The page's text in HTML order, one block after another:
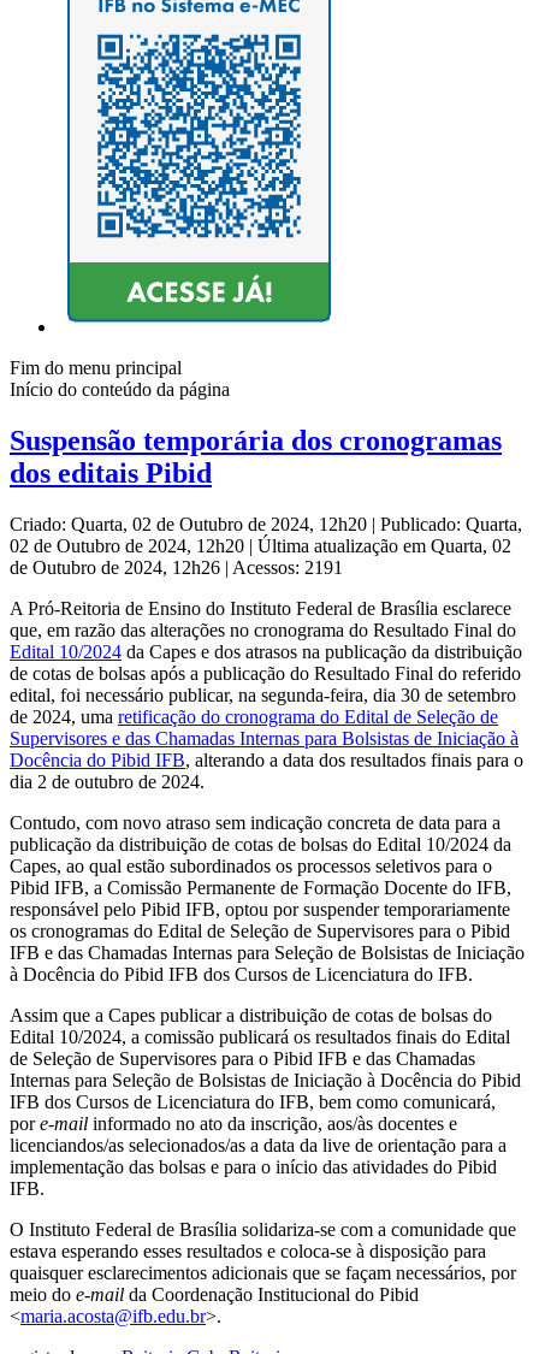
Fim do menu principal
Início do conteúdo da página
Suspensão temporária dos cronogramas
dos editais Pibid
Criado: Quarta, 02 de Outubro de 2024, 12h20 | Publicado: Quarta,
02 de Outubro de 2024, 12h20 | Última atualização em Quarta, 02
de Outubro de 2024, 12h26 | Acessos: 2191
A Pró-Reitoria de Ensino do Instituto Federal de Brasília esclarece
que, em razão das alterações no cronograma do Resultado Final do
Edital 10/2024 da Capes e dos atrasos na publicação da distribuição
de cotas de bolsas após a publicação do Resultado Final do referido
edital, foi necessário publicar, na segunda-feira, dia 30 de setembro
de 2024, uma retificação do cronograma do Edital de Seleção de
Supervisores e das Chamadas Internas para Bolsistas de Iniciação à
Docência do Pibid IFB, alterando a data dos resultados finais para o
dia 2 de outubro de 2024.
Contudo, com novo atraso sem indicação concreta de data para a
publicação da distribuição de cotas de bolsas do Edital 10/2024 da
Capes, ao qual estão subordinados os processos seletivos para o
Pibid IFB, a Comissão Permanente de Formação Docente do IFB,
responsável pelo Pibid IFB, optou por suspender temporariamente
os cronogramas do Edital de Seleção de Supervisores para o Pibid
IFB e das Chamadas Internas para Seleção de Bolsistas de Iniciação
à Docência do Pibid IFB dos Cursos de Licenciatura do IFB.
Assim que a Capes publicar a distribuição de cotas de bolsas do
Edital 10/2024, a comissão publicará os resultados finais do Edital
de Seleção de Supervisores para o Pibid IFB e das Chamadas
Internas para Seleção de Bolsistas de Iniciação à Docência do Pibid
IFB dos Cursos de Licenciatura do IFB, bem como comunicará,
pore-mail informado no ato da inscrição, aos/às docentes e
licenciandos/as selecionados/as a data da live de orientação para a
implementação das bolsas e para o início das atividades do Pibid
IFB.
O Instituto Federal de Brasília solidariza-se com a comunidade que
estava esperando esses resultados e coloca-se à disposição para
quaisquer esclarecimentos adicionais que se façam necessários, por
meio do e-mail da Coordenação Institucional do Pibid
<maria.acosta@ifb.edu.br>.